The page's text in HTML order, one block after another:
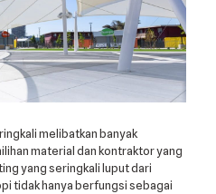
melibatkan banyak
material dan kontraktor yang
yang seringkali luput dari
tidak hanya berfungsi sebagai